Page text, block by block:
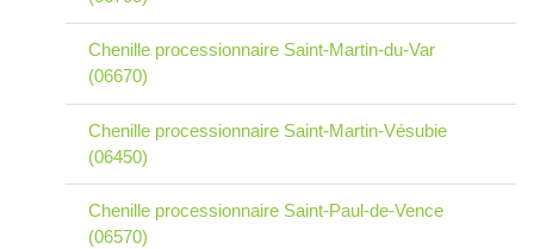
Chenille processionnaire Saint-Martin-du-Var
(06670)
Chenille processionnaire Saint-Martin-Vésubie
(06450)
Chenille processionnaire Saint-Paul-de-Vence
(06570)